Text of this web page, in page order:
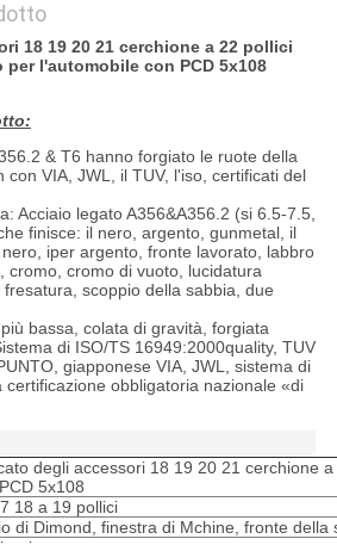
18 19 20 21 cerchione a 22 pollici
l'automobile con PCD 5x108
& T6 hanno forgiato le ruote della
con VIA, JWL, il TUV, l'iso, certificati del
Acciaio legato A356&A356.2 (si 6.5-7.5,
finisce: il nero, argento, gunmetal, il
iper argento, fronte lavorato, labbro
cromo, cromo di vuoto, lucidatura
scoppio della sabbia, due
bassa, colata di gravità, forgiata
di ISO/TS 16949:2000quality, TUV
giapponese VIA, JWL, sistema di
certificazione obbligatoria nazionale «di
degli accessori 18 19 20 21 cerchione
5x108
18 a 19 pollici
di Dimond, finestra di Mchine, fronte della